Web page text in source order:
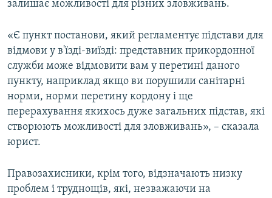
залишає можливості для різних зловживань.
«Є пункт постанови, який регламентує підстави для
відмови у в'їзді-виїзді: представник прикордонної
служби може відмовити вам у перетині даного
пункту, наприклад якщо ви порушили санітарні
норми, норми перетину кордону і ще
перерахування якихось дуже загальних підстав, які
створюють можливості для зловживань», – сказала
юрист.
Правозахисники, крім того, відзначають низку
проблем і труднощів, які, незважаючи на